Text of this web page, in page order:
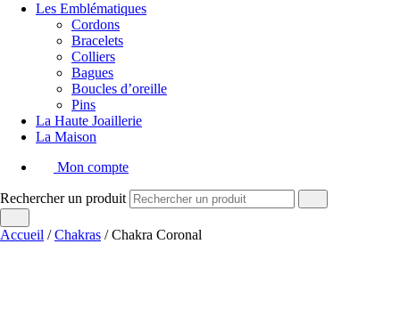
Les Emblématiques
Cordons
Bracelets
Colliers
Bagues
Boucles d’oreille
Pins
La Haute Joaillerie
La Maison
Mon compte
Rechercher un produit
Accueil /Chakras / Chakra Coronal